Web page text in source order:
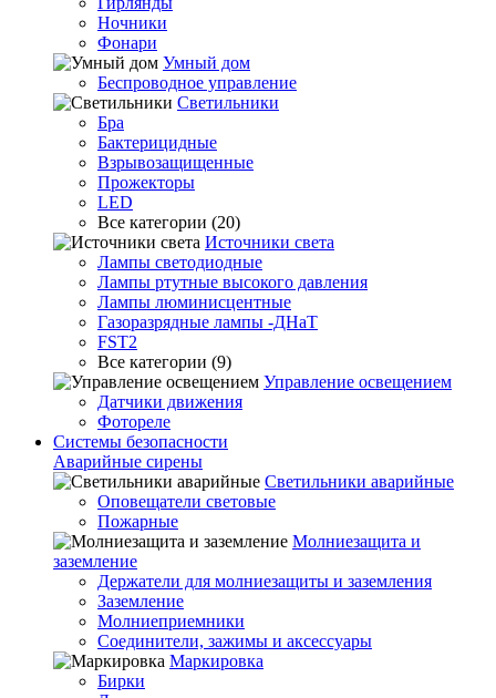
Ночники
Фонари
Умный дом
Беспроводное управление
Светильники
Бра
Бактерицидные
Взрывозащищенные
Прожекторы
LED
Все категории (20)
Источники света
Лампы светодиодные
Лампы ртутные высокого давления
Лампы люминисцентные
Газоразрядные лампы -ДНаТ
FST2
Все категории (9)
Управление освещением
Датчики движения
Фотореле
Системы безопасности
Аварийные сирены
Светильники аварийные
Оповещатели световые
Пожарные
Молниезащита и
заземление
Держатели для молниезащиты и заземления
Заземление
Молниеприемники
Соединители, зажимы и аксессуары
Маркировка
Бирки